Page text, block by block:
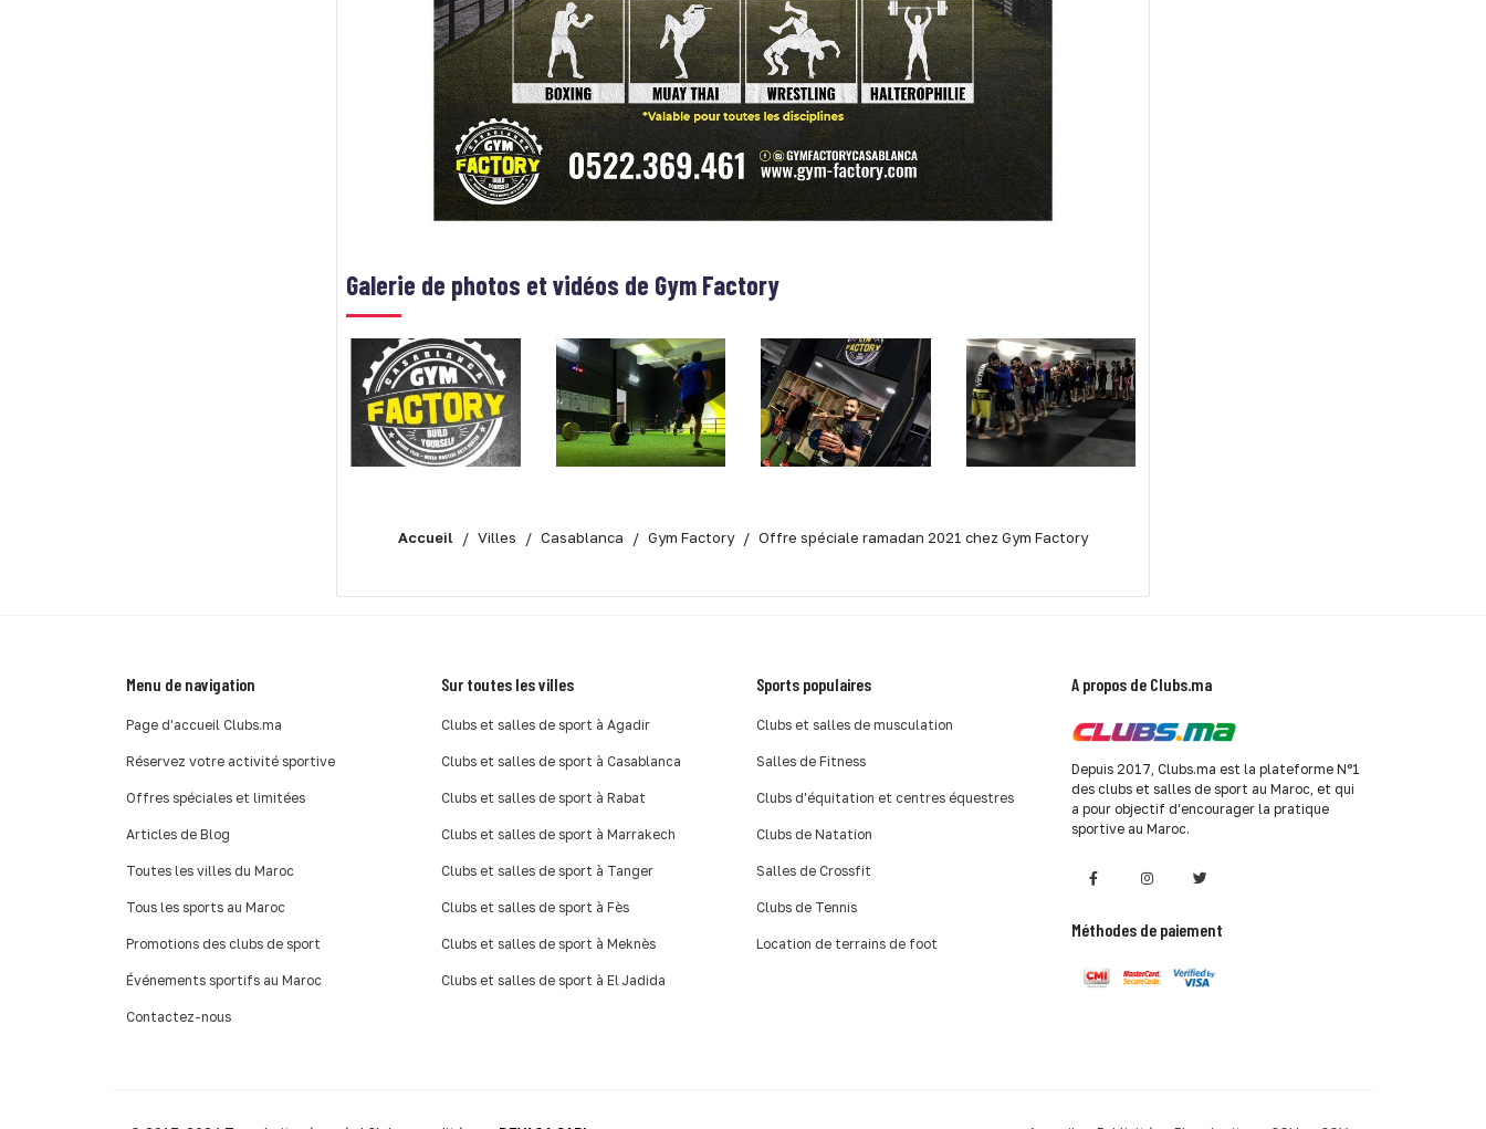
Galerie de photos et vidéos de Gym Factory
Accueil Villes Casablanca Gym Factory Offre spéciale ramadan 2021 chez Gym Factory
Menu de navigation
Page d'accueil Clubs.ma
Réservez votre activité sportive
Offres spéciales et limitées
Articles de Blog
Toutes les villes du Maroc
Tous les sports au Maroc
Promotions des clubs de sport
Événements sportifs au Maroc
Contactez-nous
Sur toutes les villes
Clubs et salles de sport à Agadir
Clubs et salles de sport à Casablanca
Clubs et salles de sport à Rabat
Clubs et salles de sport à Marrakech
Clubs et salles de sport à Tanger
Clubs et salles de sport à Fès
Clubs et salles de sport à Meknès
Clubs et salles de sport à El Jadida
Sports populaires
Clubs et salles de musculation
Salles de Fitness
Clubs d'équitation et centres équestres
Clubs de Natation
Salles de Crossfit
Clubs de Tennis
Location de terrains de foot
A propos de Clubs.ma
Depuis 2017, Clubs.ma est la plateforme N°1
des clubs et salles de sport au Maroc, et qui
a pour objectif d'encourager la pratique
sportive au Maroc.
Méthodes de paiement